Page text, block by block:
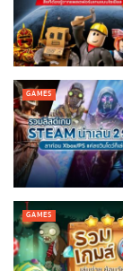
GAMES
GAMES